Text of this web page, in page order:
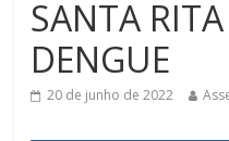
SANTA
DENGUE
20 de junho de 2022